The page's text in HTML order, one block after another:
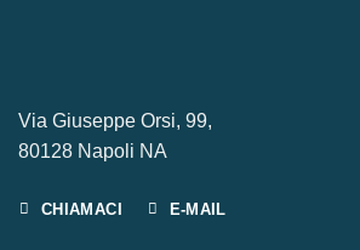
Via Giuseppe Orsi, 99,
80128 Napoli NA
CHIAMACI E-MAIL